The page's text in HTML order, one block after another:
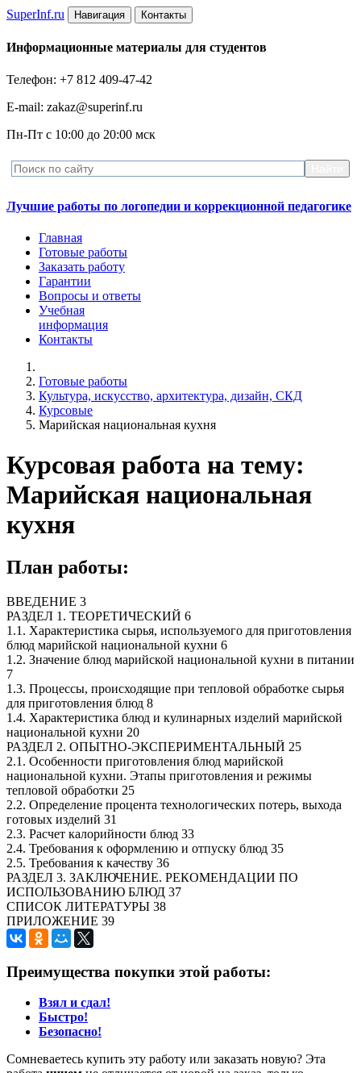
SuperInf.ru Навигация Контакты
Информационные материалы для студентов
Телефон: +7 812 409-47-42
E-mail: zakaz@superinf.ru
Пн-Пт с 10:00 до 20:00 мск
Лучшие работы по логопедии и коррекционной педагогике
Главная
Готовые работы
Заказать работу
Гарантии
Вопросы и ответы
Учебная
информация
Контакты
Готовые работы
Культура, искусство, архитектура, дизайн, СКД
Курсовые
Марийская национальная кухня
Курсовая работа на тему:
Марийская национальная
кухня
План работы:
ВВЕДЕНИЕ 3
РАЗДЕЛ 1. ТЕОРЕТИЧЕСКИЙ 6
1.1. Характеристика сырья, используемого для приготовления
блюд марийской национальной кухни 6
1.2. Значение блюд марийской национальной кухни в питании
7
1.3. Процессы, происходящие при тепловой обработке сырья
для приготовления блюд 8
1.4. Характеристика блюд и кулинарных изделий марийской
национальной кухни 20
РАЗДЕЛ 2. ОПЫТНО-ЭКСПЕРИМЕНТАЛЬНЫЙ 25
2.1. Особенности приготовления блюд марийской
национальной кухни. Этапы приготовления и режимы
тепловой обработки 25
2.2. Определение процента технологических потерь, выхода
готовых изделий 31
2.3. Расчет калорийности блюд 33
2.4. Требования к оформлению и отпуску блюд 35
2.5. Требования к качеству 36
РАЗДЕЛ 3. ЗАКЛЮЧЕНИЕ. РЕКОМЕНДАЦИИ ПО
ИСПОЛЬЗОВАНИЮ БЛЮД 37
СПИСОК ЛИТЕРАТУРЫ 38
ПРИЛОЖЕНИЕ 39
Преимущества покупки этой работы:
Взял и сдал!
Быстро!
Безопасно!
Сомневаетесь купить эту работу или заказать новую? Эта